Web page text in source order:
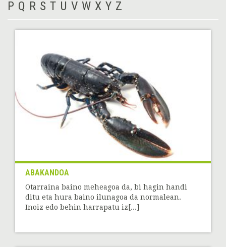
P Q R S T U V W X Y Z
ABAKANDOA
Otarraina baino meheagoa da, bi hagin handi
ditu eta hura baino ilunagoa da normalean.
Inoiz edo behin harrapatu iz[...]